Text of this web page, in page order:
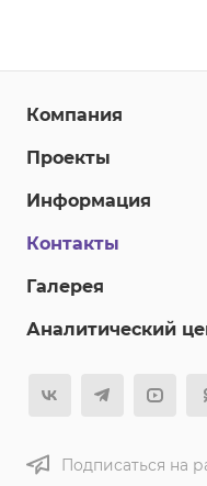
Компания
Проекты
Информация
Контакты
Галерея
Аналитический
Подписаться на